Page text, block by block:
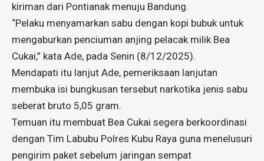
kiriman dari Pontianak menuju Bandung.
“Pelaku menyamarkan sabu dengan kopi bubuk untuk
mengaburkan penciuman anjing pelacak milik Bea
Cukai,” kata Ade, pada Senin (8/12/2025).
Mendapati itu lanjut Ade, pemeriksaan lanjutan
membuka isi bungkusan tersebut narkotika jenis sabu
seberat bruto 5,05 gram.
Temuan itu membuat Bea Cukai segera berkoordinasi
dengan Tim Labubu Polres Kubu Raya guna menelusuri
pengirim paket sebelum jaringan sempat